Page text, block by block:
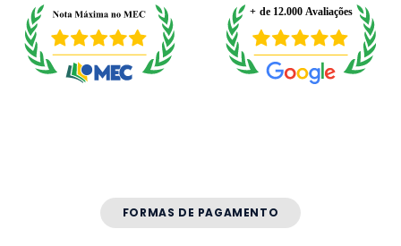
FORMAS DE PAGAMENTO